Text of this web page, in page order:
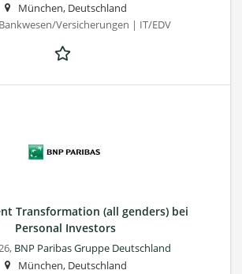
München, Deutschland
Versicherungen | IT/EDV
Transformation (all genders) bei
Personal Investors
BNP Paribas Gruppe Deutschland
München, Deutschland